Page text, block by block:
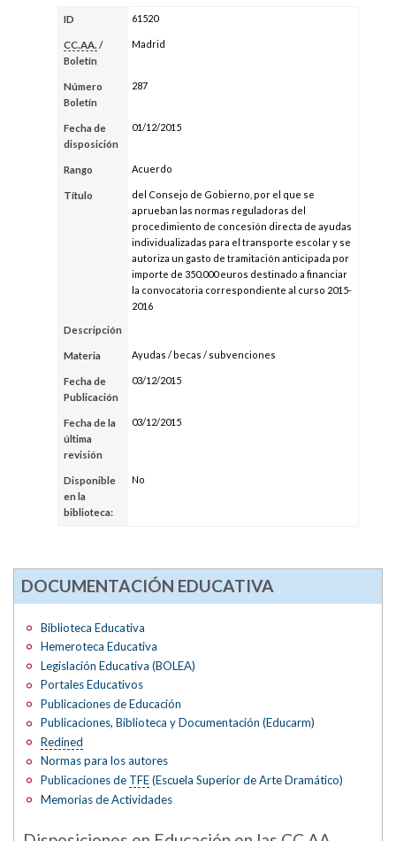
ID 61520
CC.AA. /
Boletín
Madrid
Número
Boletín
287
Fecha de
disposición
01/12/2015
Rango Acuerdo
Título
del Consejo de Gobierno, por el que se
aprueban las normas reguladoras del
procedimiento de concesión directa de ayudas
individualizadas para el transporte escolar y se
autoriza un gasto de tramitación anticipada por
importe de 350.000 euros destinado a financiar
la convocatoria correspondiente al curso 2015-
2016
Descripción
Materia Ayudas / becas / subvenciones
Fecha de
Publicación
03/12/2015
Fecha de la
última
revisión
03/12/2015
Disponible
en la
biblioteca:
No
DOCUMENTACIÓN EDUCATIVA
Biblioteca Educativa
Hemeroteca Educativa
Legislación Educativa (BOLEA)
Portales Educativos
Publicaciones de Educación
Publicaciones, Biblioteca y Documentación (Educarm)
Redined
Normas para los autores
Publicaciones de TFE(Escuela Superior de Arte Dramático)
Memorias de Actividades